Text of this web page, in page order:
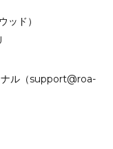
ッド）
ナル（support@roa-